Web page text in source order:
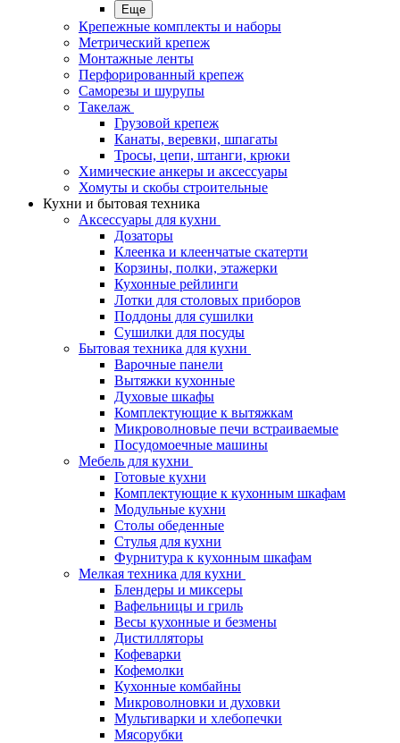
Еще
Крепежные комплекты и наборы
Метрический крепеж
Монтажные ленты
Перфорированный крепеж
Саморезы и шурупы
Такелаж
Грузовой крепеж
Канаты, веревки, шпагаты
Тросы, цепи, штанги, крюки
Химические анкеры и аксессуары
Хомуты и скобы строительные
Кухни и бытовая техника
Аксессуары для кухни
Дозаторы
Клеенка и клеенчатые скатерти
Корзины, полки, этажерки
Кухонные рейлинги
Лотки для столовых приборов
Поддоны для сушилки
Сушилки для посуды
Бытовая техника для кухни
Варочные панели
Вытяжки кухонные
Духовые шкафы
Комплектующие к вытяжкам
Микроволновые печи встраиваемые
Посудомоечные машины
Мебель для кухни
Готовые кухни
Комплектующие к кухонным шкафам
Модульные кухни
Столы обеденные
Стулья для кухни
Фурнитура к кухонным шкафам
Мелкая техника для кухни
Блендеры и миксеры
Вафельницы и гриль
Весы кухонные и безмены
Дистилляторы
Кофеварки
Кофемолки
Кухонные комбайны
Микроволновки и духовки
Мультиварки и хлебопечки
Мясорубки